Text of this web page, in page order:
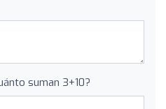
suman 3+10?